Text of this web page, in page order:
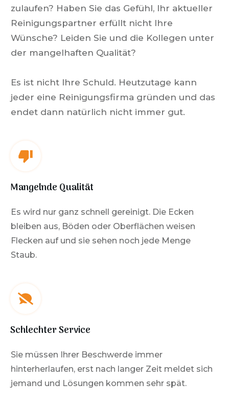
zulaufen? Haben Sie das Gefühl, Ihr aktueller
Reinigungspartner erfüllt nicht Ihre
Wünsche? Leiden Sie und die Kollegen unter
der mangelhaften Qualität?
Es ist nicht Ihre Schuld. Heutzutage kann
jeder eine Reinigungsfirma gründen und das
endet dann natürlich nicht immer gut.
Mangelnde Qualität
Es wird nur ganz schnell gereinigt. Die Ecken
bleiben aus, Böden oder Oberflächen weisen
Flecken auf und sie sehen noch jede Menge
Staub.
Schlechter Service
Sie müssen Ihrer Beschwerde immer
hinterherlaufen, erst nach langer Zeit meldet sich
jemand und Lösungen kommen sehr spät.